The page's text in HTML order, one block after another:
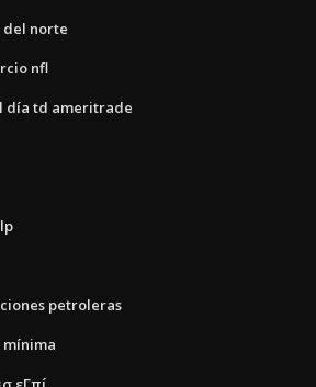
del norte
nfl
día td ameritrade
petroleras
mínima